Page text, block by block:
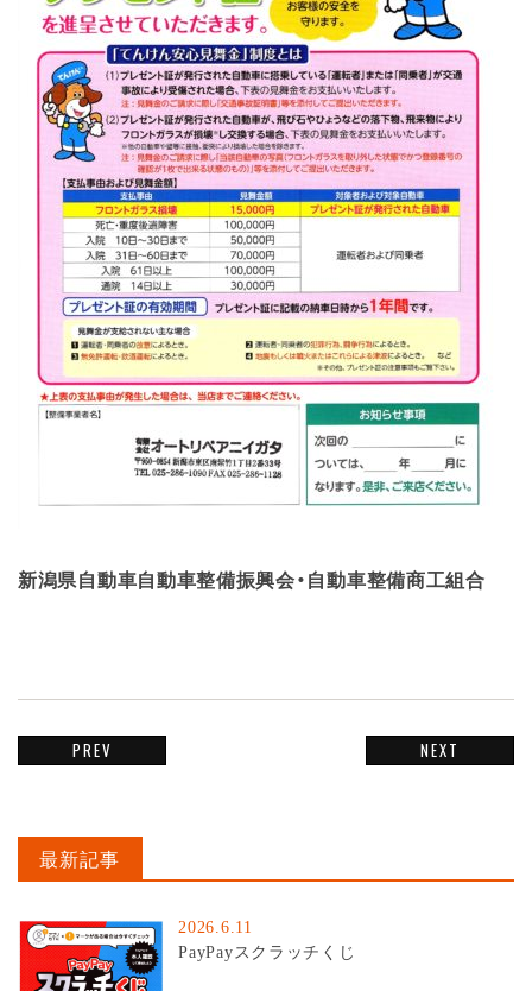
新潟県自動車自動車整備振興会・自動車整備商工組合
PREV NEXT
最新記事
2026.6.11
PayPayスクラッチくじ